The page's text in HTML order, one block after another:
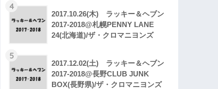
4
2017.10.26(木) ラッキー＆ヘブン
2017-2018@札幌PENNY LANE
24(北海道)/ザ・クロマニヨンズ
5
2017.12.02(土) ラッキー＆ヘブン
2017-2018@長野CLUB JUNK
BOX(長野県)/ザ・クロマニヨンズ